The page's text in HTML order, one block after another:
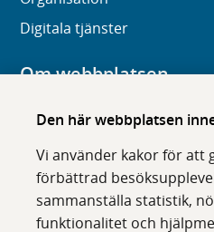
Den här webbplatsen
Vi använder kakor för att
förbättrad
sammanställa statistik,
funktionalitet och
Digitala tjänster
Om webbplatsen
Om karolinska.se
Tillgänglighet
Om cookies